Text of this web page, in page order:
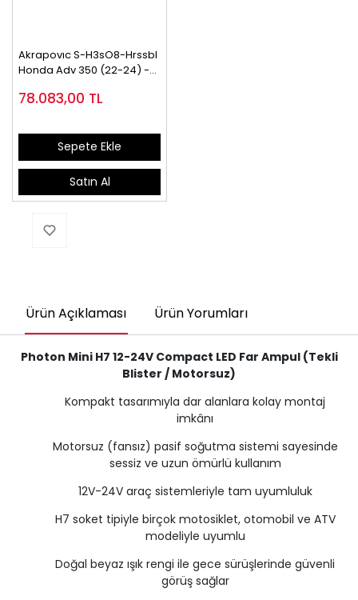
Akrapovıc S-H3sO8-Hrssbl
Honda Adv 350 (22-24) -
Lıne (Ss) Egzoz
78.083,00 TL
Sepete Ekle
Satın Al
Ürün Açıklaması Ürün Yorumları
Photon Mini H7 12-24V Compact LED Far Ampul (Tekli
Blister / Motorsuz)
Kompakt tasarımıyla dar alanlara kolay montaj
imkânı
Motorsuz (fansız) pasif soğutma sistemi sayesinde
sessiz ve uzun ömürlü kullanım
12V-24V araç sistemleriyle tam uyumluluk
H7 soket tipiyle birçok motosiklet, otomobil ve ATV
modeliyle uyumlu
Doğal beyaz ışık rengi ile gece sürüşlerinde güvenli
görüş sağlar